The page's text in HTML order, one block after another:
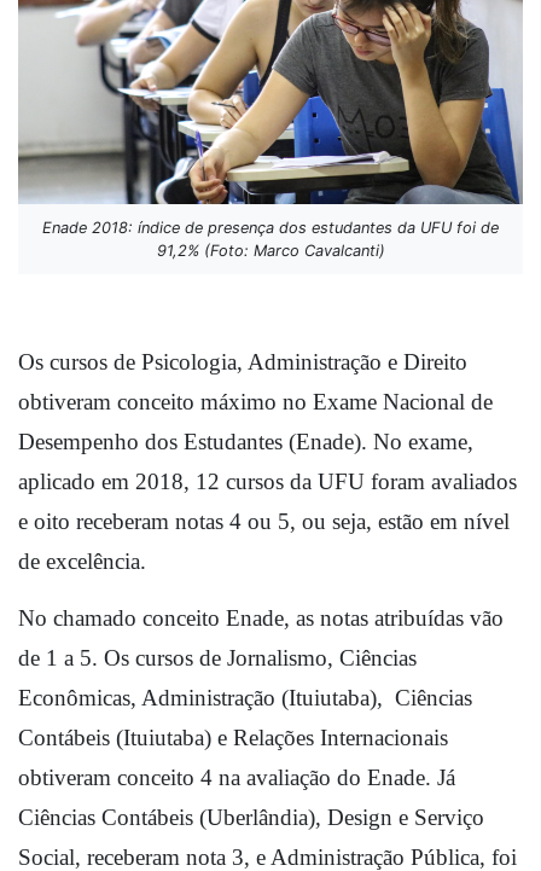
Enade 2018: índice de presença dos estudantes da UFU foi de
91,2% (Foto: Marco Cavalcanti)
Os cursos de Psicologia, Administração e Direito
obtiveram conceito máximo no Exame Nacional de
Desempenho dos Estudantes (Enade). No exame,
aplicado em 2018, 12 cursos da UFU foram avaliados
e oito receberam notas 4 ou 5, ou seja, estão em nível
de excelência.
No chamado conceito Enade, as notas atribuídas vão
de 1 a 5. Os cursos de Jornalismo, Ciências
Econômicas, Administração (Ituiutaba),  Ciências
Contábeis (Ituiutaba) e Relações Internacionais
obtiveram conceito 4 na avaliação do Enade. Já
Ciências Contábeis (Uberlândia), Design e Serviço
Social, receberam nota 3, e Administração Pública, foi